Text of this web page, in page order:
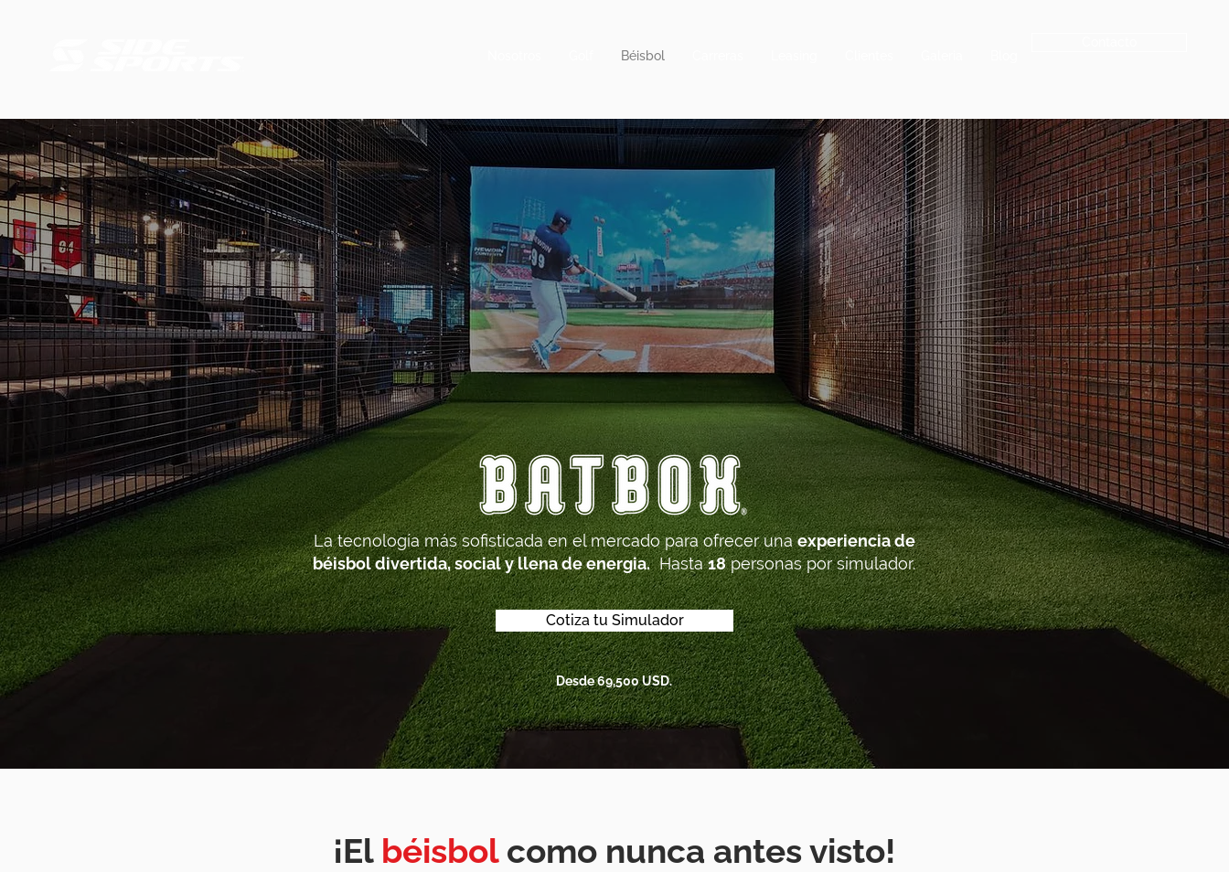
Béisbol
La tecnología más sofisticada en el mercado para ofrecer unaexperiencia de
béisbol divertida, social y llena de energia. Hasta18personas por simulador.
Cotiza tu Simulador
Desde 69,500 USD.
¡El béisbolcomo nunca antes visto!